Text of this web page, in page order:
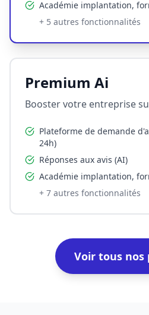
Académie implantation,
+ 5 autres fonctionnalités
Premium Ai
Booster votre entreprise
Plateforme de demande
24h)
Réponses aux avis (AI)
Académie implantation,
+ 7 autres fonctionnalités
Voir tous nos